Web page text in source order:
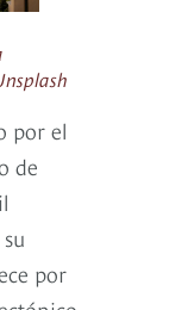
por el
de
por